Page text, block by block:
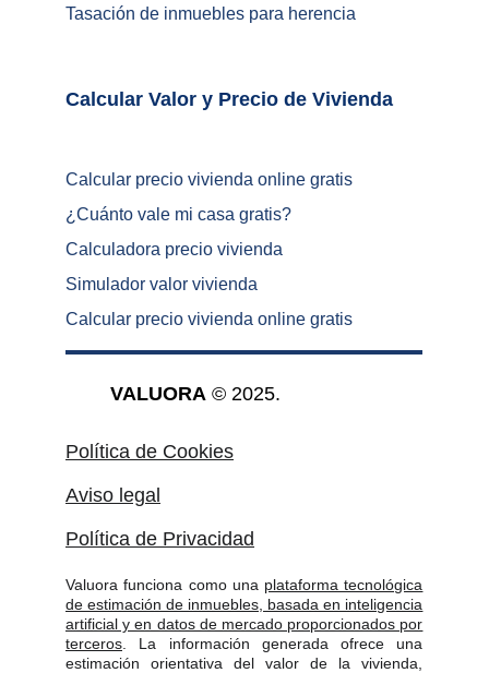
Valuora funciona como una plataforma tecnológica
de estimación de inmuebles, basada en inteligencia
artificial y en datos de mercado proporcionados por
terceros . La información generada ofrece una
estimación orientativa del valor de la vivienda,
VALUORA © 2025.
Aviso legal
Política de Privacidad
Política de Cookies
Tasación de inmuebles para herencia
Calcular precio vivienda online gratis
¿ Cuánto vale mi casa gratis?
Calculadora precio vivienda
Simulador valor vivienda
Calcular precio vivienda online gratis